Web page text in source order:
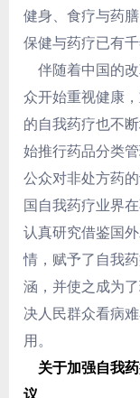
健身、食疗与药
保健与药疗已有千
伴随着中国的
众开始重视健康
的自我药疗也不
始推行药品分类
公众对非处方药
国自我药疗业界
认真研究借鉴国
情，赋予了自我
涵，并使之成为
决人民群众看病
用。
关于加强自我